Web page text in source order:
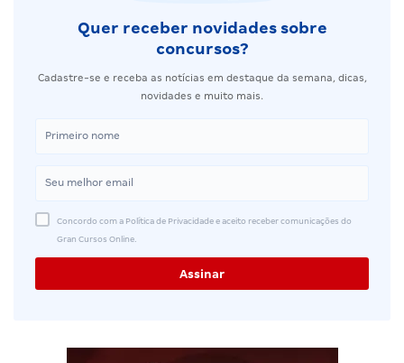
Quer receber novidades sobre
concursos?
Cadastre-se e receba as notícias em destaque da semana, dicas,
novidades e muito mais.
Concordo com a Política de Privacidade e aceito receber comunicações do
Gran Cursos Online.